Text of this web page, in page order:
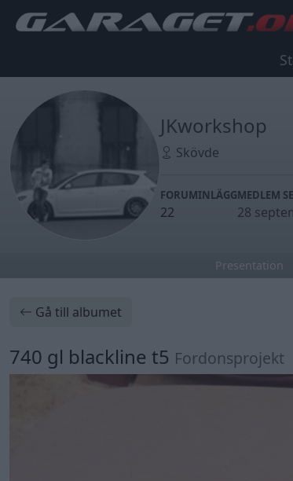
JKworkshop
Skövde
FORUMINLÄGG
22
MEDLEM
28
Presentation
Gå till albumet
740 gl blackline t5 Fordonsprojekt